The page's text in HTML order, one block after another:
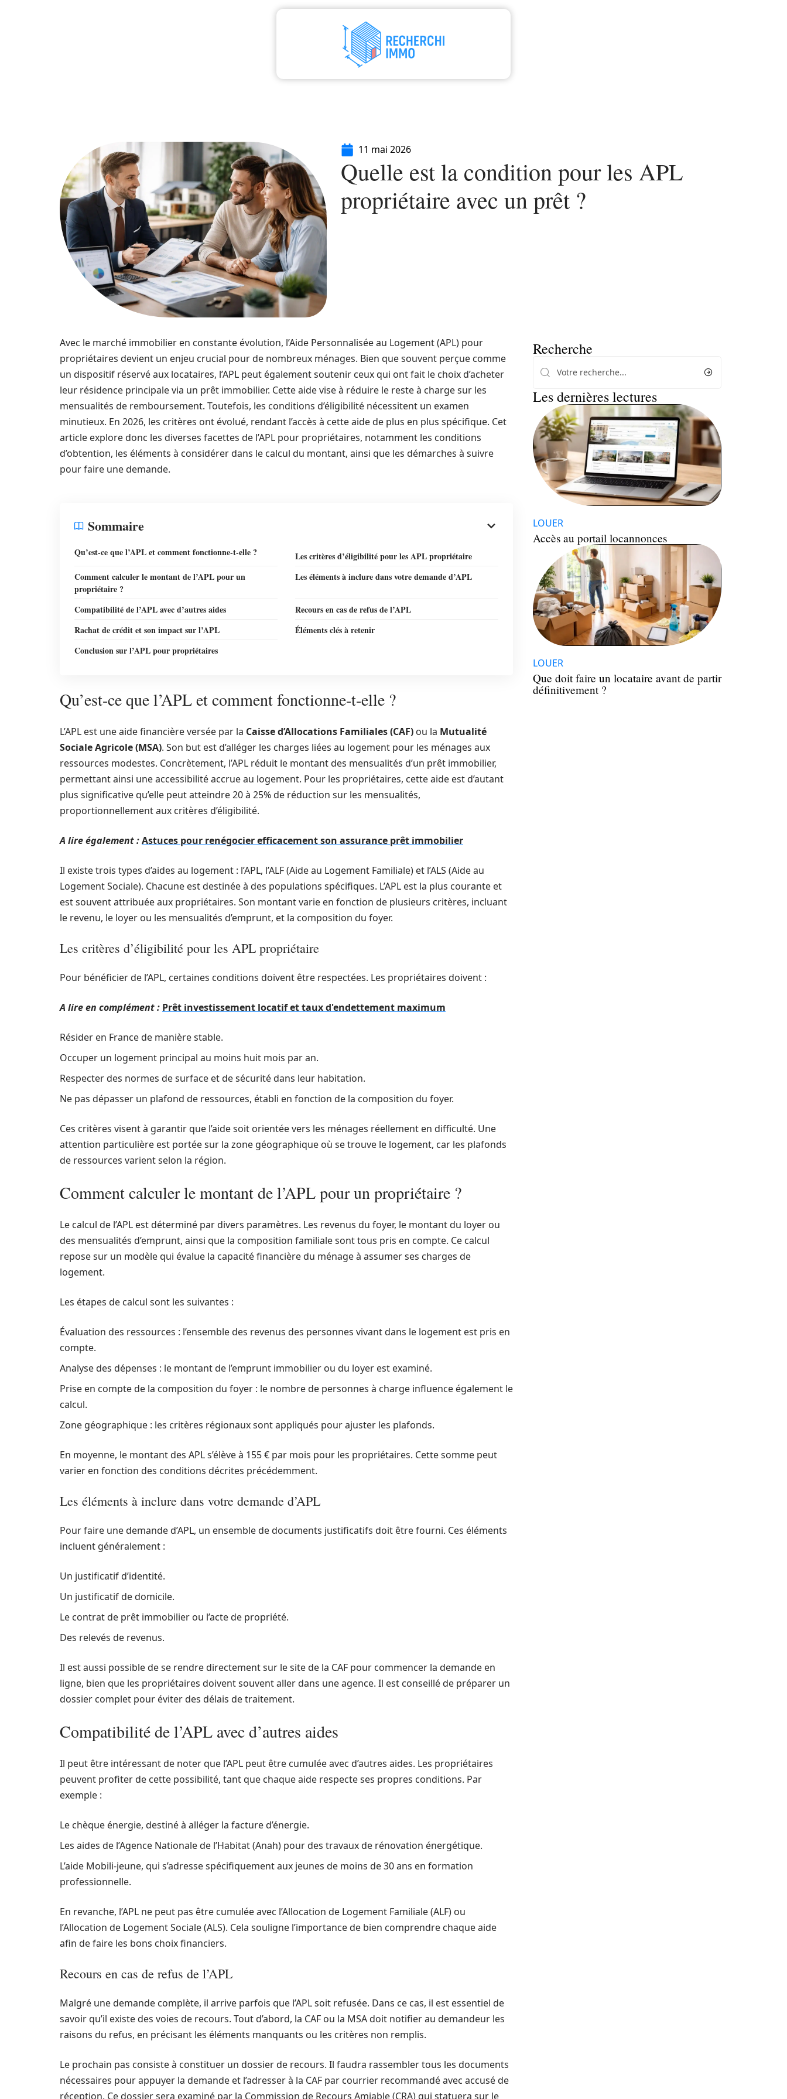
11 mai 2026
Quelle est la condition pour les APL
propriétaire avec un prêt ?
Avec le marché immobilier en constante évolution, l’Aide Personnalisée au Logement (APL) pour
propriétaires devient un enjeu crucial pour de nombreux ménages. Bien que souvent perçue comme
un dispositif réservé aux locataires, l’APL peut également soutenir ceux qui ont fait le choix d’acheter
leur résidence principale via un prêt immobilier. Cette aide vise à réduire le reste à charge sur les
mensualités de remboursement. Toutefois, les conditions d’éligibilité nécessitent un examen
minutieux. En 2026, les critères ont évolué, rendant l’accès à cette aide de plus en plus spécifique. Cet
article explore donc les diverses facettes de l’APL pour propriétaires, notamment les conditions
d’obtention, les éléments à considérer dans le calcul du montant, ainsi que les démarches à suivre
pour faire une demande.
Sommaire
Qu’est-ce que l’APL et comment fonctionne-t-elle ?
Les critères d’éligibilité pour les APL propriétaire
Comment calculer le montant de l’APL pour un
propriétaire ?
Les éléments à inclure dans votre demande d’APL
Compatibilité de l’APL avec d’autres aides
Recours en cas de refus de l’APL
Rachat de crédit et son impact sur l’APL
Éléments clés à retenir
Conclusion sur l’APL pour propriétaires
Qu’est-ce que l’APL et comment fonctionne-t-elle ?
L’APL est une aide financière versée par la Caisse d’Allocations Familiales (CAF) ou la Mutualité
Sociale Agricole (MSA). Son but est d’alléger les charges liées au logement pour les ménages aux
ressources modestes. Concrètement, l’APL réduit le montant des mensualités d’un prêt immobilier,
permettant ainsi une accessibilité accrue au logement. Pour les propriétaires, cette aide est d’autant
plus significative qu’elle peut atteindre 20 à 25% de réduction sur les mensualités,
proportionnellement aux critères d’éligibilité.
A lire également :Astuces pour renégocier efficacement son assurance prêt immobilier
Il existe trois types d’aides au logement : l’APL, l’ALF (Aide au Logement Familiale) et l’ALS (Aide au
Logement Sociale). Chacune est destinée à des populations spécifiques. L’APL est la plus courante et
est souvent attribuée aux propriétaires. Son montant varie en fonction de plusieurs critères, incluant
le revenu, le loyer ou les mensualités d’emprunt, et la composition du foyer.
Les critères d’éligibilité pour les APL propriétaire
Pour bénéficier de l’APL, certaines conditions doivent être respectées. Les propriétaires doivent :
A lire en complément : Prêt investissement locatif et taux d'endettement maximum
Résider en France de manière stable.
Occuper un logement principal au moins huit mois par an.
Respecter des normes de surface et de sécurité dans leur habitation.
Ne pas dépasser un plafond de ressources, établi en fonction de la composition du foyer.
Ces critères visent à garantir que l’aide soit orientée vers les ménages réellement en difficulté. Une
attention particulière est portée sur la zone géographique où se trouve le logement, car les plafonds
de ressources varient selon la région.
Comment calculer le montant de l’APL pour un propriétaire ?
Le calcul de l’APL est déterminé par divers paramètres. Les revenus du foyer, le montant du loyer ou
des mensualités d’emprunt, ainsi que la composition familiale sont tous pris en compte. Ce calcul
repose sur un modèle qui évalue la capacité financière du ménage à assumer ses charges de
logement.
Les étapes de calcul sont les suivantes :
Évaluation des ressources : l’ensemble des revenus des personnes vivant dans le logement est pris en
compte.
Analyse des dépenses : le montant de l’emprunt immobilier ou du loyer est examiné.
Prise en compte de la composition du foyer : le nombre de personnes à charge influence également le
calcul.
Zone géographique : les critères régionaux sont appliqués pour ajuster les plafonds.
En moyenne, le montant des APL s’élève à 155 € par mois pour les propriétaires. Cette somme peut
varier en fonction des conditions décrites précédemment.
Les éléments à inclure dans votre demande d’APL
Pour faire une demande d’APL, un ensemble de documents justificatifs doit être fourni. Ces éléments
incluent généralement :
Un justificatif d’identité.
Un justificatif de domicile.
Le contrat de prêt immobilier ou l’acte de propriété.
Des relevés de revenus.
Il est aussi possible de se rendre directement sur le site de la CAF pour commencer la demande en
ligne, bien que les propriétaires doivent souvent aller dans une agence. Il est conseillé de préparer un
dossier complet pour éviter des délais de traitement.
Compatibilité de l’APL avec d’autres aides
Il peut être intéressant de noter que l’APL peut être cumulée avec d’autres aides. Les propriétaires
peuvent profiter de cette possibilité, tant que chaque aide respecte ses propres conditions. Par
exemple :
Le chèque énergie, destiné à alléger la facture d’énergie.
Les aides de l’Agence Nationale de l’Habitat (Anah) pour des travaux de rénovation énergétique.
L’aide Mobili-jeune, qui s’adresse spécifiquement aux jeunes de moins de 30 ans en formation
professionnelle.
En revanche, l’APL ne peut pas être cumulée avec l’Allocation de Logement Familiale (ALF) ou
l’Allocation de Logement Sociale (ALS). Cela souligne l’importance de bien comprendre chaque aide
afin de faire les bons choix financiers.
Recours en cas de refus de l’APL
Malgré une demande complète, il arrive parfois que l’APL soit refusée. Dans ce cas, il est essentiel de
savoir qu’il existe des voies de recours. Tout d’abord, la CAF ou la MSA doit notifier au demandeur les
raisons du refus, en précisant les éléments manquants ou les critères non remplis.
Le prochain pas consiste à constituer un dossier de recours. Il faudra rassembler tous les documents
nécessaires pour appuyer la demande et l’adresser à la CAF par courrier recommandé avec accusé de
réception. Ce dossier sera examiné par la Commission de Recours Amiable (CRA) qui statuera sur le
Recherche
Les dernières lectures
LOUER
Accès au portail locannonces
LOUER
Que doit faire un locataire avant de partir
définitivement ?